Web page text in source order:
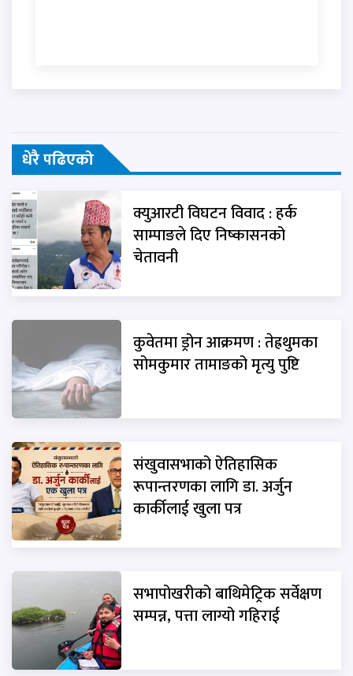
धेरै पढिएको
क्युआरटी विघटन विवाद : हर्क
साम्पाङले दिए निष्कासनको
चेतावनी
कुवेतमा ड्रोन आक्रमण : तेह्रथुमका
सोमकुमार तामाङको मृत्यु पुष्टि
संखुवासभाको ऐतिहासिक
रूपान्तरणका लागि डा. अर्जुन
कार्कीलाई खुला पत्र
सभापोखरीको बाथिमेट्रिक सर्वेक्षण
सम्पन्न, पत्ता लाग्यो गहिराई